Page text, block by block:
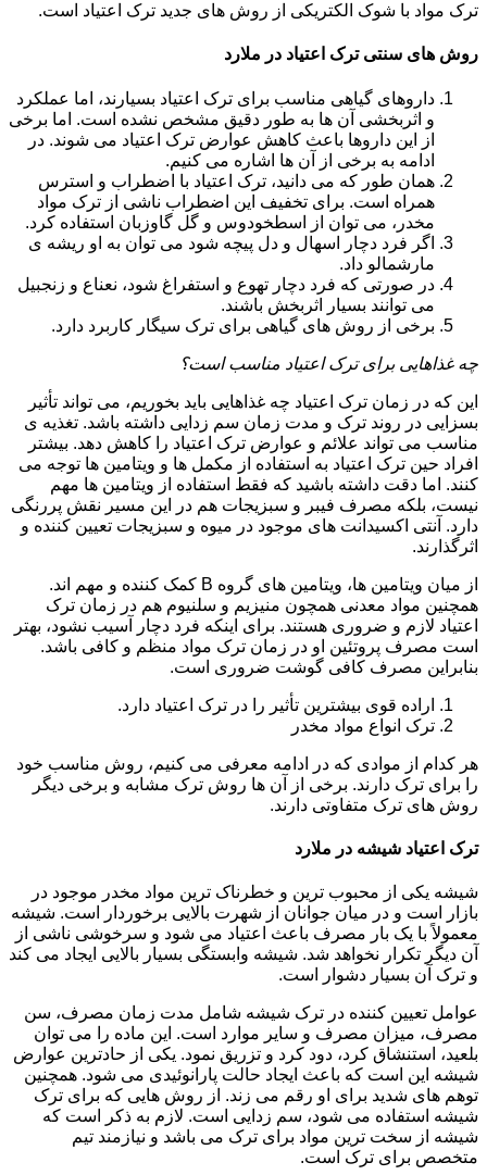
ترک مواد با شوک الکتریکی از روش های جدید ترک اعتیاد است.
روش های سنتی ترک اعتیاد در ملارد
داروهای گیاهی مناسب برای ترک اعتیاد بسیارند، اما عملکرد
و اثربخشی آن ها به طور دقیق مشخص نشده است. اما برخی
از این داروها باعث کاهش عوارض ترک اعتیاد می شوند. در
ادامه به برخی از آن ها اشاره می کنیم.
همان طور که می دانید، ترک اعتیاد با اضطراب و استرس
همراه است. برای تخفیف این اضطراب ناشی از ترک مواد
مخدر، می توان از اسطخودوس و گل گاوزبان استفاده کرد.
اگر فرد دچار اسهال و دل پیچه شود می توان به او ریشه ی
مارشمالو داد.
در صورتی که فرد دچار تهوع و استفراغ شود، نعناع و زنجبیل
می توانند بسیار اثربخش باشند.
برخی از روش های گیاهی برای ترک سیگار کاربرد دارد.
چه غذاهایی برای ترک اعتیاد مناسب است؟
این که در زمان ترک اعتیاد چه غذاهایی باید بخوریم، می تواند تأثیر
بسزایی در روند ترک و مدت زمان سم زدایی داشته باشد. تغذیه ی
مناسب می تواند علائم و عوارض ترک اعتیاد را کاهش دهد. بیشتر
افراد حین ترک اعتیاد به استفاده از مکمل ها و ویتامین ها توجه می
کنند. اما دقت داشته باشید که فقط استفاده از ویتامین ها مهم
نیست، بلکه مصرف فیبر و سبزیجات هم در این مسیر نقش پررنگی
دارد. آنتی اکسیدانت های موجود در میوه و سبزیجات تعیین کننده و
اثرگذارند.
از میان ویتامین ها، ویتامین های گروه B کمک کننده و مهم اند.
همچنین مواد معدنی همچون منیزیم و سلنیوم هم در زمان ترک
اعتیاد لازم و ضروری هستند. برای اینکه فرد دچار آسیب نشود، بهتر
است مصرف پروتئین او در زمان ترک مواد منظم و کافی باشد.
بنابراین مصرف کافی گوشت ضروری است.
اراده قوی بیشترین تأثیر را در ترک اعتیاد دارد.
ترک انواع مواد مخدر
هر کدام از موادی که در ادامه معرفی می کنیم، روش مناسب خود
را برای ترک دارند. برخی از آن ها روش ترک مشابه و برخی دیگر
روش های ترک متفاوتی دارند.
ترک اعتیاد شیشه در ملارد
شیشه یکی از محبوب ترین و خطرناک ترین مواد مخدر موجود در
بازار است و در میان جوانان از شهرت بالایی برخوردار است. شیشه
معمولاً با یک بار مصرف باعث اعتیاد می شود و سرخوشی ناشی از
آن دیگر تکرار نخواهد شد. شیشه وابستگی بسیار بالایی ایجاد می کند
و ترک آن بسیار دشوار است.
عوامل تعیین کننده در ترک شیشه شامل مدت زمان مصرف، سن
مصرف، میزان مصرف و سایر موارد است. این ماده را می توان
بلعید، استنشاق کرد، دود کرد و تزریق نمود. یکی از حادترین عوارض
شیشه این است که باعث ایجاد حالت پارانوئیدی می شود. همچنین
توهم های شدید برای او رقم می زند. از روش هایی که برای ترک
شیشه استفاده می شود، سم زدایی است. لازم به ذکر است که
شیشه از سخت ترین مواد برای ترک می باشد و نیازمند تیم
متخصص برای ترک است.